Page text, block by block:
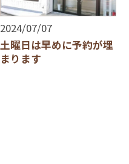
2024/07/07
土曜日は早めに予約が埋
まります